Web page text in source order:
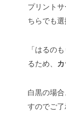
プリント
ちらでも選
「はるの
るため、
白黒の場
すのでご了